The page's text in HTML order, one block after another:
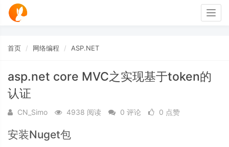
首页 网络编程 ASP.NET
asp.net core MVC之实现基于token的
认证
CN_Simo 4938 阅读 0 评论 0 点赞
安装Nuget包